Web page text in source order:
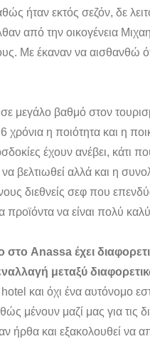
ήταν εκτός σεζόν, δε
από την οικογένεια
Με έκαναν να αισθανθώ
σε μεγάλο βαθμό στον
χρόνια η ποιότητα και η
έχουν ανέβει, κάτι
βελτιωθεί αλλά και η
διεθνείς σεφ που
προϊόντα να είναι πολύ
στο Anassa έχει
μεταξύ
και όχι ένα αυτόνομο
μένουν μαζί μας για τις
ήρθα και εξακολουθεί να